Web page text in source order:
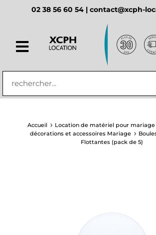
principal02 38 56 60 54 | contact@xcph-
Accueil Location de matériel pour mariage
décorations et accessoires Mariage
Flottantes (pack de 5)